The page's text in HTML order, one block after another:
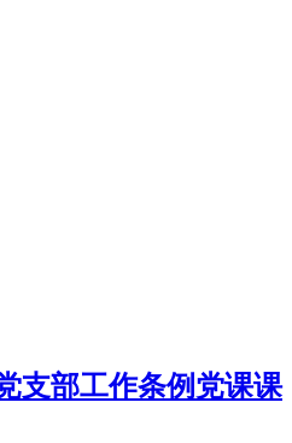
支部工作条例党课课